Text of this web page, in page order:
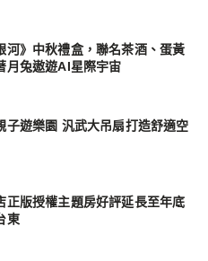
河》中秋禮盒，聯名茶酒、蛋黃
月兔遨遊AI星際宇宙
子遊樂園 汎武大吊扇打造舒適空
正版授權主題房好評延長至年底
東